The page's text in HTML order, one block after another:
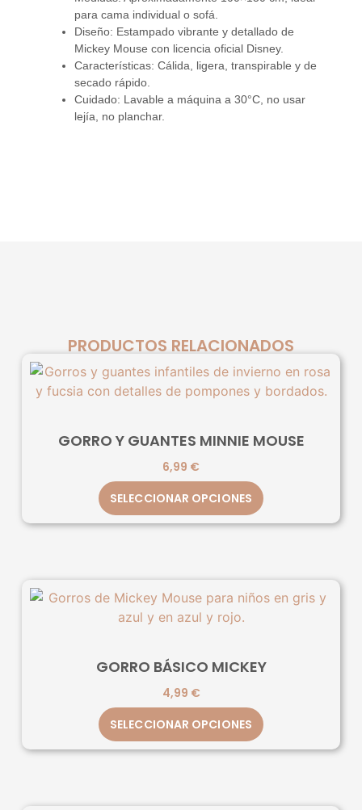
para cama individual o sofá.
Diseño: Estampado vibrante y detallado de
Mickey Mouse con licencia oficial Disney.
Características: Cálida, ligera, transpirable y de
secado rápido.
Cuidado: Lavable a máquina a 30°C, no usar
lejía, no planchar.
PRODUCTOS RELACIONADOS
GORRO Y GUANTES MINNIE MOUSE
6,99 €
SELECCIONAR OPCIONES
GORRO BÁSICO MICKEY
4,99 €
SELECCIONAR OPCIONES